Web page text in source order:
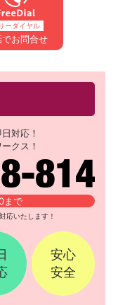
ーダイヤル
でお問合せ
対応！
クス！
まで
応いたします！
安心
安全